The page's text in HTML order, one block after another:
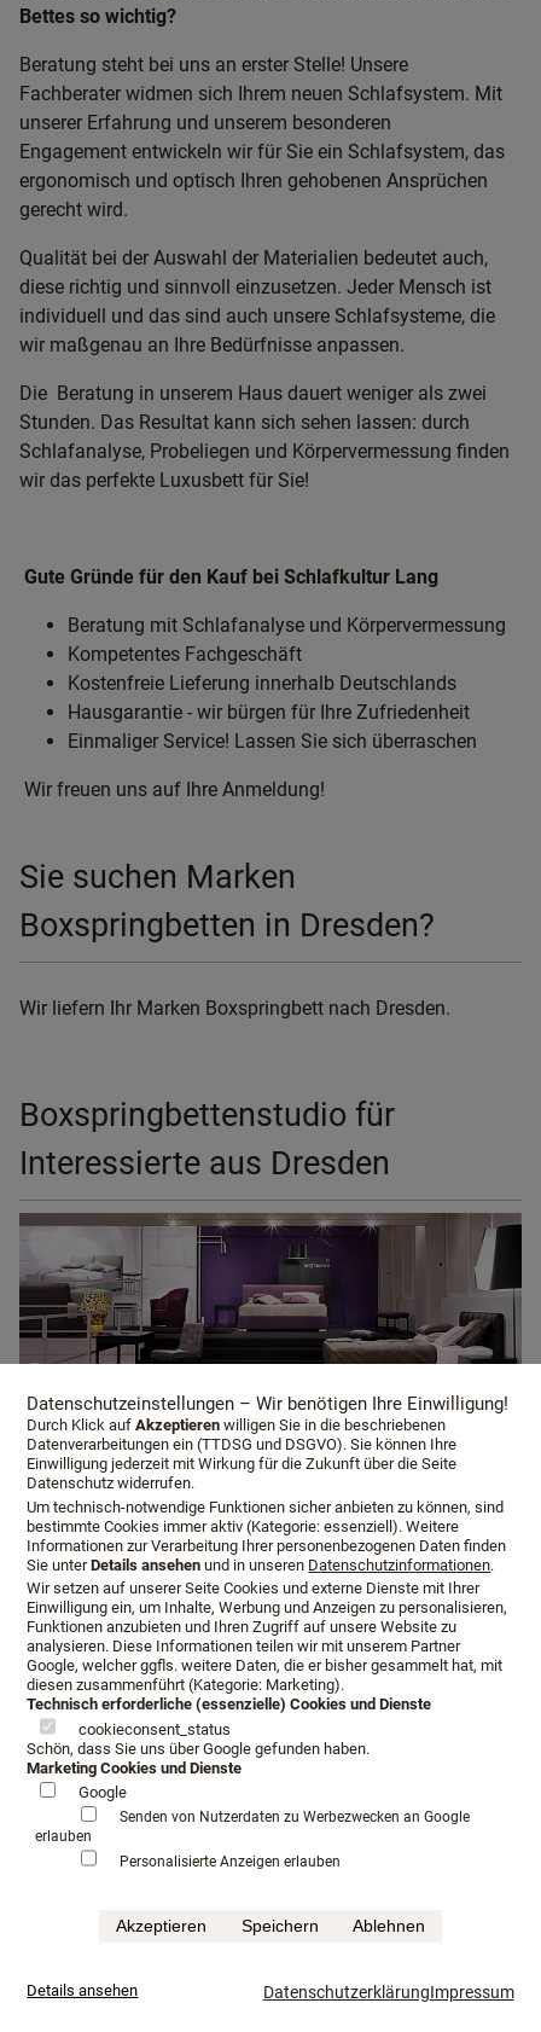
Bettes so wichtig?
Beratung steht bei uns an erster Stelle! Unsere
Fachberater widmen sich Ihrem neuen Schlafsystem. Mit
unserer Erfahrung und unserem besonderen
Engagement entwickeln wir für Sie ein Schlafsystem, das
ergonomisch und optisch Ihren gehobenen Ansprüchen
gerecht wird.
Qualität bei der Auswahl der Materialien bedeutet auch,
diese richtig und sinnvoll einzusetzen. Jeder Mensch ist
individuell und das sind auch unsere Schlafsysteme, die
wir maßgenau an Ihre Bedürfnisse anpassen.
Die Beratung in unserem Haus dauert weniger als zwei
Stunden. Das Resultat kann sich sehen lassen: durch
Schlafanalyse, Probeliegen und Körpervermessung finden
wir das perfekte Luxusbett für Sie!
Gute Gründe für den Kauf bei Schlafkultur Lang
Beratung mit Schlafanalyse und Körpervermessung
Kompetentes Fachgeschäft
Kostenfreie Lieferung innerhalb Deutschlands
Hausgarantie - wir bürgen für Ihre Zufriedenheit
Einmaliger Service! Lassen Sie sich überraschen
Wir freuen uns auf Ihre Anmeldung!
Sie suchen Marken
Boxspringbetten in Dresden?
Wir liefern Ihr Marken Boxspringbett nach Dresden.
Boxspringbettenstudio für
Interessierte aus Dresden
Den Zeitpunkt der Beratung
bestimmen Sie.
Herr Lang und Frau Wosmüller witmen sich auf Wunsch
persönlch Ihrem neuen Möbelstück.
Mit Erfahrung und ganz besonderm Engagement entsteht
ein Bett, welches Ihren persönlichen, gehobenen
Ansprüchen gerecht wird.
Qualität, bei der Auswahl der Materalien bedeutet auch
wie z.B. Wolle, Seide oder Rosshaar.
messen die richtige Einstiegshöhe. Die Motorentechnologie
Datenschutzeinstellungen – Wir benötigen Ihre Einwilligung!
Durch Klick aufAkzeptieren willigen Sie in die beschriebenen
Datenverarbeitungen ein (TTDSG und DSGVO). Sie können Ihre
Einwilligung jederzeit mit Wirkung für die Zukunft über die Seite
Datenschutz widerrufen.
Um technisch-notwendige Funktionen sicher anbieten zu können, sind
bestimmte Cookies immer aktiv (Kategorie: essenziell). Weitere
Informationen zur Verarbeitung Ihrer personenbezogenen Daten finden
Sie unterDetails ansehen und in unseren Datenschutzinformationen.
Wir setzen auf unserer Seite Cookies und externe Dienste mit Ihrer
Einwilligung ein, um Inhalte, Werbung und Anzeigen zu personalisieren,
Funktionen anzubieten und Ihren Zugriff auf unsere Website zu
analysieren. Diese Informationen teilen wir mit unserem Partner
Google, welcher ggfls. weitere Daten, die er bisher gesammelt hat, mit
diesen zusammenführt (Kategorie: Marketing).
Technisch erforderliche (essenzielle) Cookies und Dienste
cookieconsent_status
Schön, dass Sie uns über Google gefunden haben.
Marketing Cookies und Dienste
Google
Senden von Nutzerdaten zu Werbezwecken an Google
erlauben
Personalisierte Anzeigen erlauben
Akzeptieren Speichern Ablehnen
Details ansehen DatenschutzerklärungImpressum